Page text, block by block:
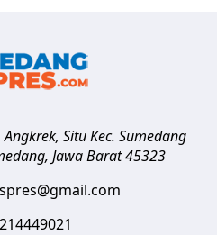
Situ Kec. Sumedang
, Jawa Barat 45323